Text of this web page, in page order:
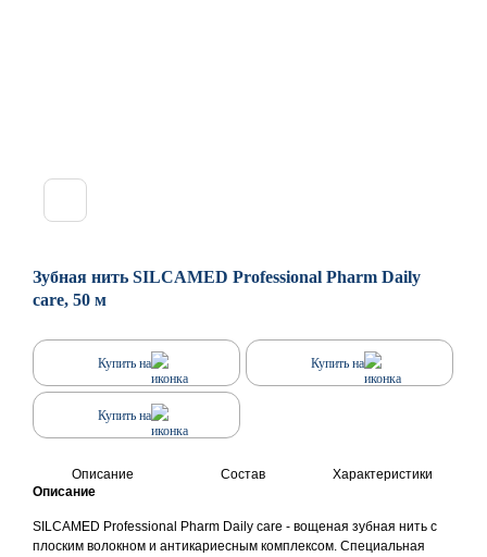
Зубная нить SILCAMED Professional Pharm Daily
care, 50 м
Купить на Купить на
Купить на
Описание Состав
Характеристики
Описание
SILCAMED Professional Pharm Daily care - вощеная зубная нить с
плоским волокном и антикариесным комплексом. Специальная